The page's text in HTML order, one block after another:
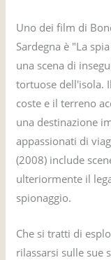
Uno dei film di
Sardegna è "La
una scena di
tortuose dell'isola.
coste e il terreno
una destinazione
appassionati di
(2008) include
ulteriormente il
spionaggio.
Che si tratti di
rilassarsi sulle sue